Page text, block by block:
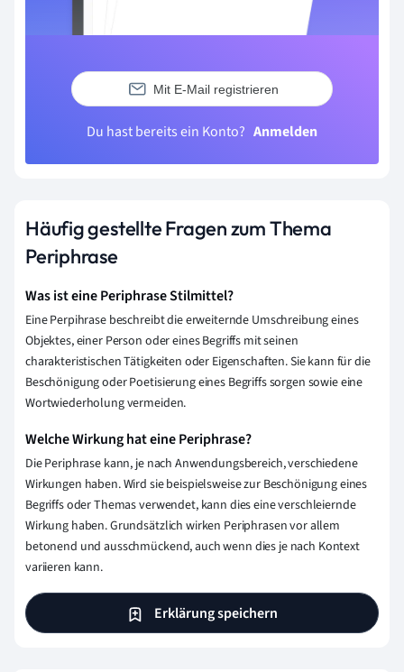
Mit E-Mail registrieren
Du hast bereits ein Konto? Anmelden
Häufig gestellte Fragen zum Thema
Periphrase
Was ist eine Periphrase Stilmittel?
Eine Perpihrase beschreibt die erweiternde Umschreibung eines
Objektes, einer Person oder eines Begriffs mit seinen
charakteristischen Tätigkeiten oder Eigenschaften. Sie kann für die
Beschönigung oder Poetisierung eines Begriffs sorgen sowie eine
Wortwiederholung vermeiden.
Welche Wirkung hat eine Periphrase?
Die Periphrase kann, je nach Anwendungsbereich, verschiedene
Wirkungen haben. Wird sie beispielsweise zur Beschönigung eines
Begriffs oder Themas verwendet, kann dies eine verschleiernde
Wirkung haben. Grundsätzlich wirken Periphrasen vor allem
betonend und ausschmückend, auch wenn dies je nach Kontext
variieren kann.
Erklärung speichern